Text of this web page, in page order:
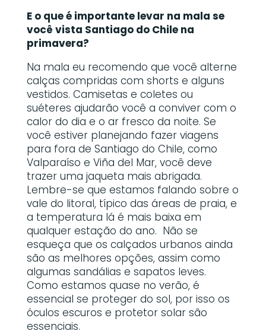
E o que é importante levar na mala se
você vista Santiago do Chile na
primavera?
Na mala eu recomendo que você alterne
calças compridas com shorts e alguns
vestidos. Camisetas e coletes ou
suéteres ajudarão você a conviver com o
calor do dia e o ar fresco da noite. Se
você estiver planejando fazer viagens
para fora de Santiago do Chile, como
Valparaíso e Viña del Mar, você deve
trazer uma jaqueta mais abrigada.
Lembre-se que estamos falando sobre o
vale do litoral, típico das áreas de praia, e
a temperatura lá é mais baixa em
qualquer estação do ano. Não se
esqueça que os calçados urbanos ainda
são as melhores opções, assim como
algumas sandálias e sapatos leves.
Como estamos quase no verão, é
essencial se proteger do sol, por isso os
óculos escuros e protetor solar são
essenciais.